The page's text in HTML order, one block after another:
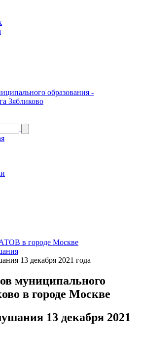
образования -
Зябликово
в городе Москве
13 декабря 2021 года
муниципального
в городе Москве
13 декабря 2021